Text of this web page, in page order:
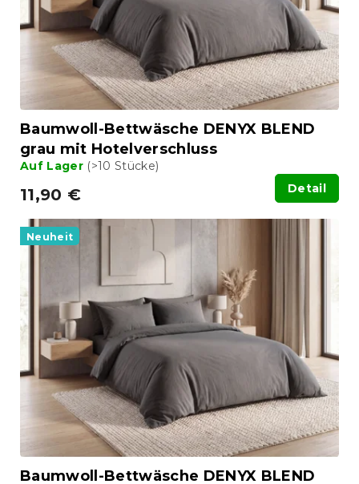
n
eBaumwoll-Bettwäsche DENYX BLEND
grau mit Hotelverschluss
Auf Lager (>10 Stücke)
11,90 € Detail
Neuheit
Baumwoll-Bettwäsche DENYX BLEND